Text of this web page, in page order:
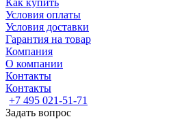
Как купить
Условия оплаты
Условия доставки
Гарантия на товар
Компания
О компании
Контакты
Контакты
+7 495 021-51-71
Задать вопрос